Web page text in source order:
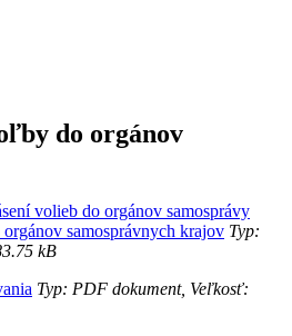
do orgánov
volieb do orgánov samosprávy
samosprávnych krajov Typ:
kB
Typ: PDF dokument, Veľkosť: